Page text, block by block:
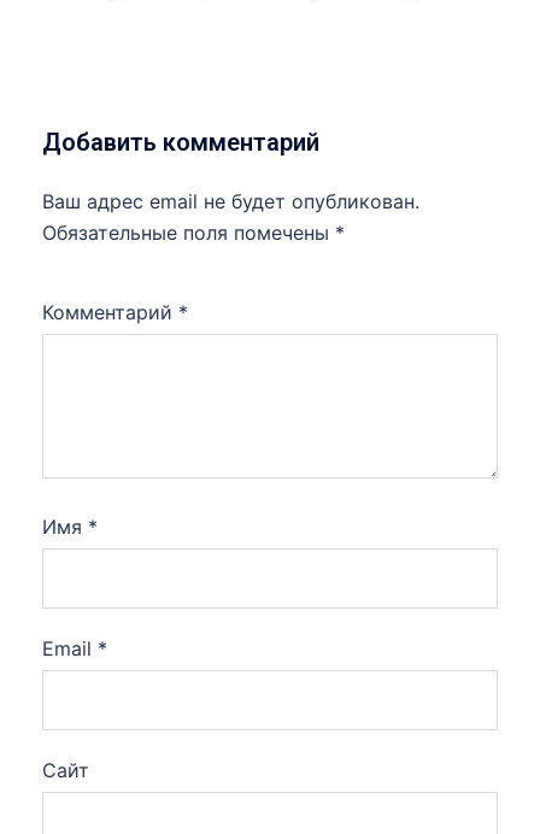
Добавить комментарий
Ваш адрес email не будет опубликован.
Обязательные поля помечены *
Комментарий *
Имя *
Email *
Сайт